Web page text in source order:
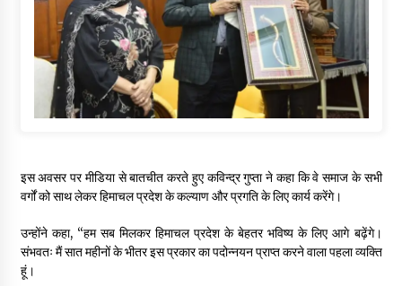
इस अवसर पर मीडिया से बातचीत करते हुए कविन्द्र गुप्ता ने कहा कि वे समाज के सभी
वर्गों को साथ लेकर हिमाचल प्रदेश के कल्याण और प्रगति के लिए कार्य करेंगे।
उन्होंने कहा, ‘‘हम सब मिलकर हिमाचल प्रदेश के बेहतर भविष्य के लिए आगे बढ़ेंगे।
संभवतः मैं सात महीनों के भीतर इस प्रकार का पदोन्नयन प्राप्त करने वाला पहला व्यक्ति
हूं।